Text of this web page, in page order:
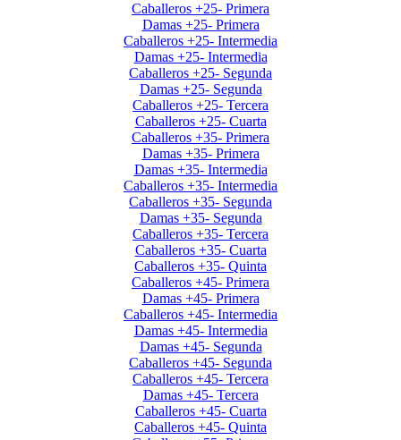
Caballeros +25- Primera
Damas +25- Primera
Caballeros +25- Intermedia
Damas +25- Intermedia
Caballeros +25- Segunda
Damas +25- Segunda
Caballeros +25- Tercera
Caballeros +25- Cuarta
Caballeros +35- Primera
Damas +35- Primera
Damas +35- Intermedia
Caballeros +35- Intermedia
Caballeros +35- Segunda
Damas +35- Segunda
Caballeros +35- Tercera
Caballeros +35- Cuarta
Caballeros +35- Quinta
Caballeros +45- Primera
Damas +45- Primera
Caballeros +45- Intermedia
Damas +45- Intermedia
Damas +45- Segunda
Caballeros +45- Segunda
Caballeros +45- Tercera
Damas +45- Tercera
Caballeros +45- Cuarta
Caballeros +45- Quinta